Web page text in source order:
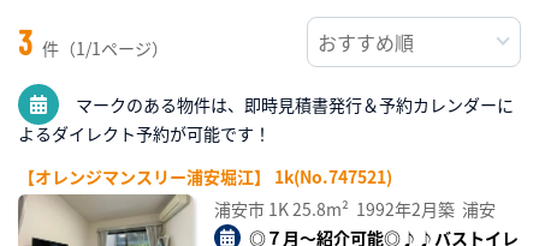
3 件（1/1ページ）
マークのある物件は、即時見積書発行＆予約カレンダーに
よるダイレクト予約が可能です！
【オレンジマンスリー浦安堀江】 1k(No.747521)
浦安市 1K25.8m² 1992年2月築 浦安
◎７月～紹介可能◎♪♪バストイレ